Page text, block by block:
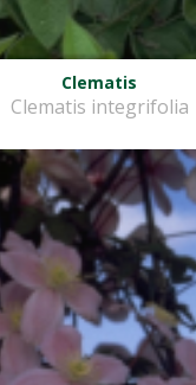
Clematis
Clematis integrifolia